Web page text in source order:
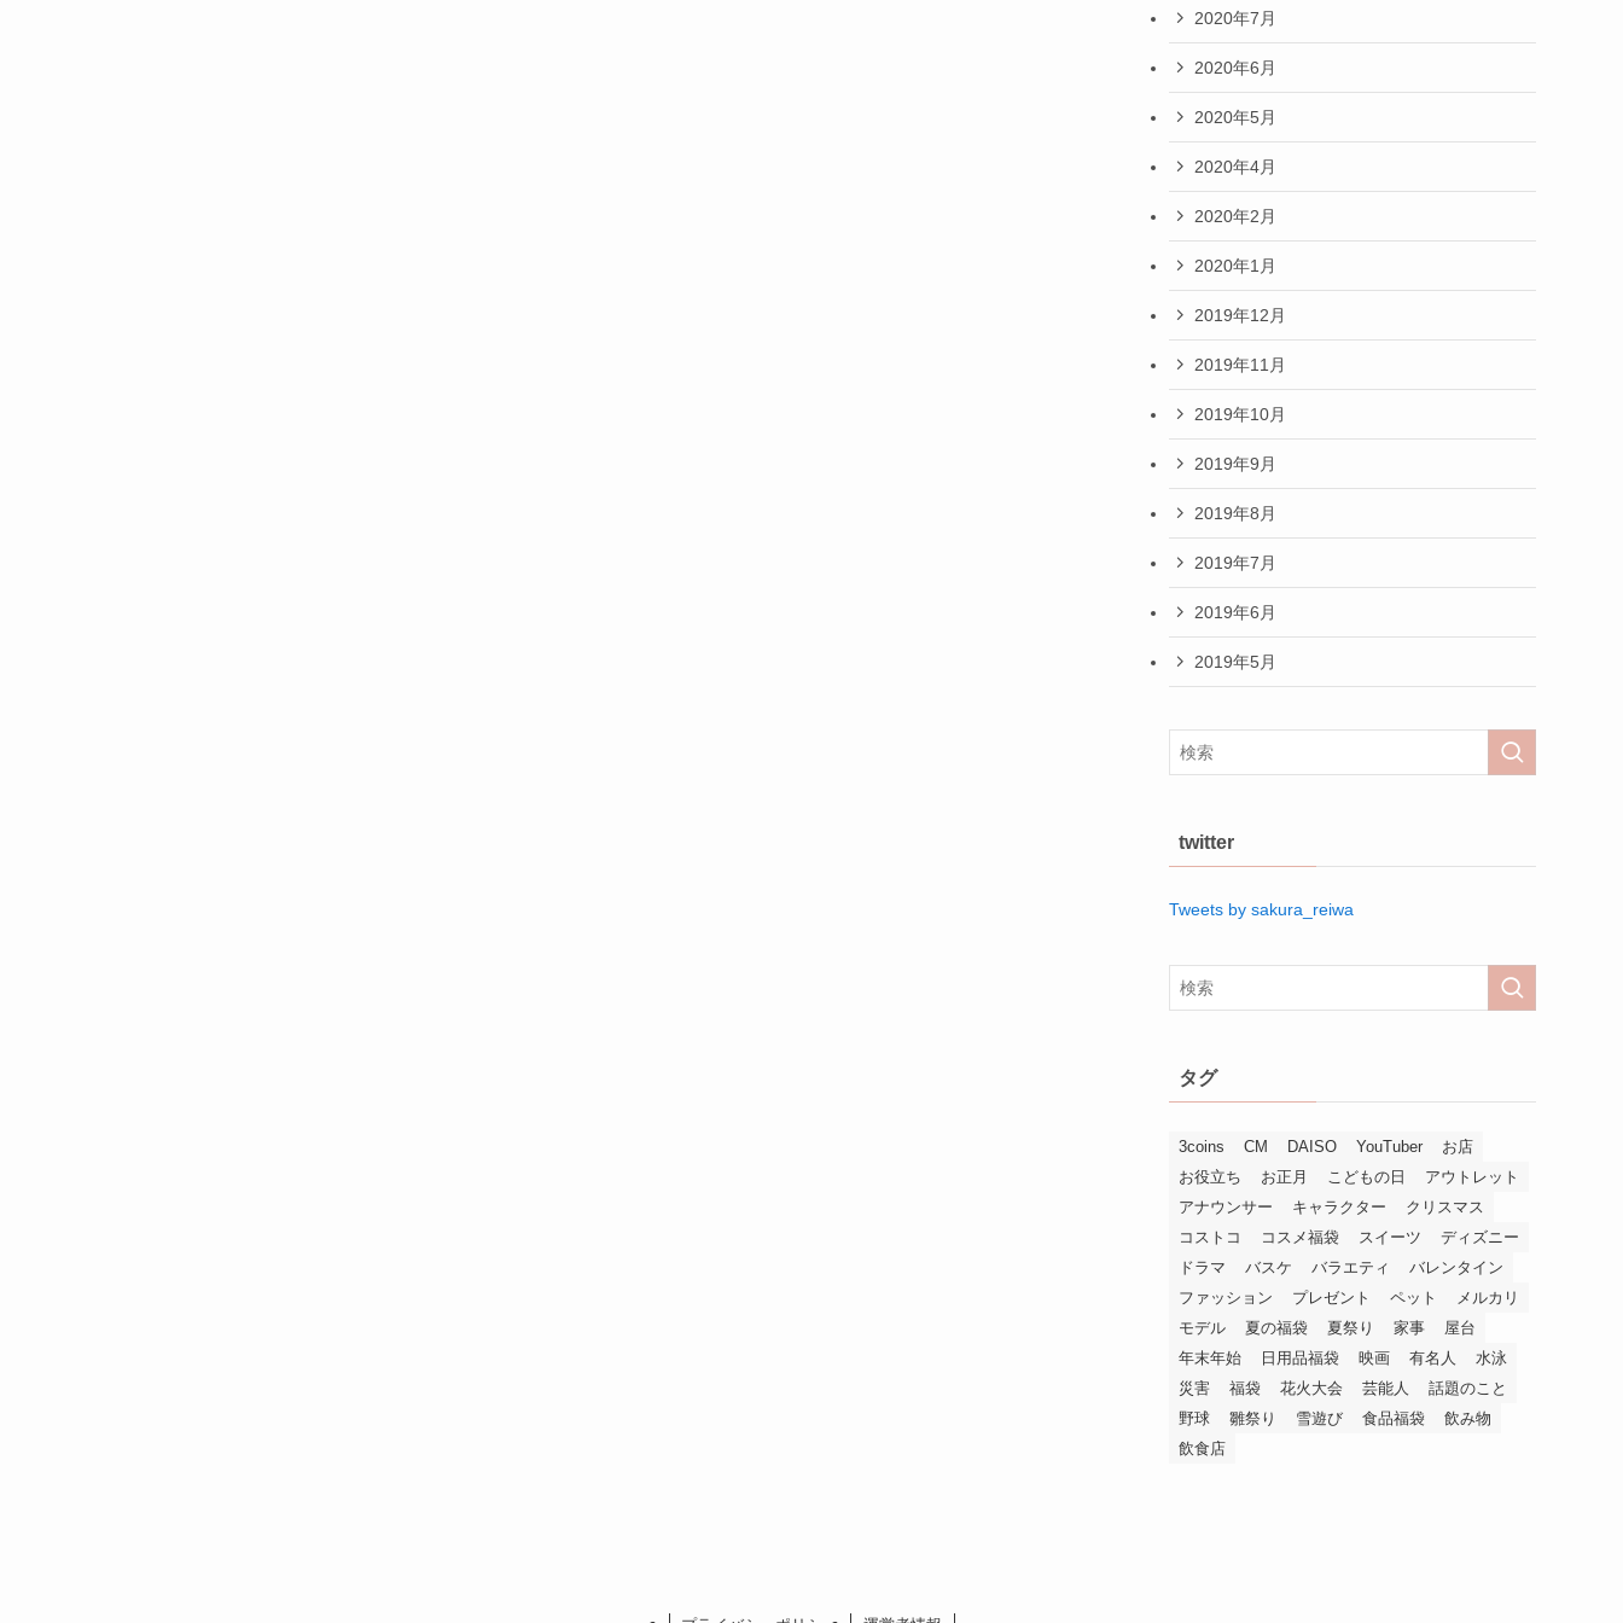
2020年7月
2020年6月
2020年5月
2020年4月
2020年2月
2020年1月
2019年12月
2019年11月
2019年10月
2019年9月
2019年8月
2019年7月
2019年6月
2019年5月
twitter
Tweets by sakura_reiwa
タグ
3coins CM DAISO YouTuber
お店
お役立ち
お正月 こどもの日
アウトレット
アナウンサー
キャラクター
クリスマス
コストコ
コスメ福袋 スイーツ
ディズニー
ドラマ
バスケ バラエティ
バレンタイン
ファッション
プレゼント ペット
メルカリ
モデル
夏の福袋 夏祭り 家事
屋台
年末年始
日用品福袋 映画 有名人
水泳
災害
福袋 花火大会 芸能人
話題のこと
野球
雛祭り 雪遊び 食品福袋
飲み物
飲食店